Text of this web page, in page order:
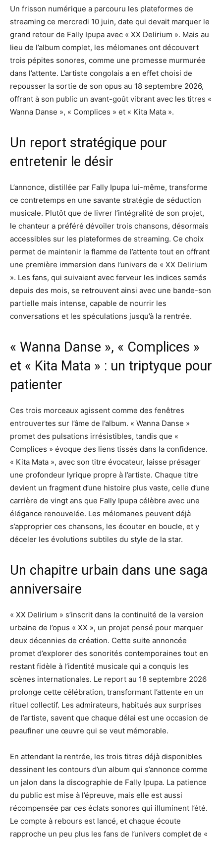
Un frisson numérique a parcouru les plateformes de
streaming ce mercredi 10 juin, date qui devait marquer le
grand retour de Fally Ipupa avec « XX Delirium ». Mais au
lieu de l’album complet, les mélomanes ont découvert
trois pépites sonores, comme une promesse murmurée
dans l’attente. L’artiste congolais a en effet choisi de
repousser la sortie de son opus au 18 septembre 2026,
offrant à son public un avant-goût vibrant avec les titres «
Wanna Danse », « Complices » et « Kita Mata ».
Un report stratégique pour
entretenir le désir
L’annonce, distillée par Fally Ipupa lui-même, transforme
ce contretemps en une savante stratégie de séduction
musicale. Plutôt que de livrer l’intégralité de son projet,
le chanteur a préféré dévoiler trois chansons, désormais
accessibles sur les plateformes de streaming. Ce choix
permet de maintenir la flamme de l’attente tout en offrant
une première immersion dans l’univers de « XX Delirium
». Les fans, qui suivaient avec ferveur les indices semés
depuis des mois, se retrouvent ainsi avec une bande-son
partielle mais intense, capable de nourrir les
conversations et les spéculations jusqu’à la rentrée.
« Wanna Danse », « Complices »
et « Kita Mata » : un triptyque pour
patienter
Ces trois morceaux agissent comme des fenêtres
entrouvertes sur l’âme de l’album. « Wanna Danse »
promet des pulsations irrésistibles, tandis que «
Complices » évoque des liens tissés dans la confidence.
« Kita Mata », avec son titre évocateur, laisse présager
une profondeur lyrique propre à l’artiste. Chaque titre
devient un fragment d’une histoire plus vaste, celle d’une
carrière de vingt ans que Fally Ipupa célèbre avec une
élégance renouvelée. Les mélomanes peuvent déjà
s’approprier ces chansons, les écouter en boucle, et y
déceler les évolutions subtiles du style de la star.
Un chapitre urbain dans une saga
anniversaire
« XX Delirium » s’inscrit dans la continuité de la version
urbaine de l’opus « XX », un projet pensé pour marquer
deux décennies de création. Cette suite annoncée
promet d’explorer des sonorités contemporaines tout en
restant fidèle à l’identité musicale qui a conquis les
scènes internationales. Le report au 18 septembre 2026
prolonge cette célébration, transformant l’attente en un
rituel collectif. Les admirateurs, habitués aux surprises
de l’artiste, savent que chaque délai est une occasion de
peaufiner une œuvre qui se veut mémorable.
En attendant la rentrée, les trois titres déjà disponibles
dessinent les contours d’un album qui s’annonce comme
un jalon dans la discographie de Fally Ipupa. La patience
du public est mise à l’épreuve, mais elle est aussi
récompensée par ces éclats sonores qui illuminent l’été.
Le compte à rebours est lancé, et chaque écoute
rapproche un peu plus les fans de l’univers complet de «